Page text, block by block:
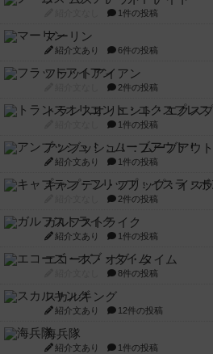
1件の投稿
マーリン
紹介文あり 6件の投稿
フラットアイアン
2件の投稿
トランスオリエント・エクス
1件の投稿
アンブッシュ！：ムーブアウト
紹介文あり 1件の投稿
キャプテン・フリップ：イス
2件の投稿
ガルフストライク
紹介文あり 1件の投稿
エコーズ・オブ・タイム
8件の投稿
スカルキング
紹介文あり 12件の投稿
海兵隊
紹介文あり 1件の投稿